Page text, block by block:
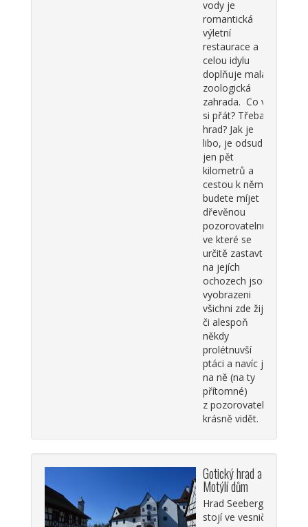
vody je
romantická
výletní
restaurace a
celou idylu
doplňuje malá
zoologická
zahrada. Co víc
si přát? Třeba
hrad? Jak je
libo, je odsud
jen pět
kilometrů a
cestou k němu
budete míjet
dřevěnou
pozorovatelnu,
ve které se
určitě zastavte,
na jejích
ochozech jsou
vyobrazeni
všichni zde žijící
či alespoň
někdy
prolétnuvší
ptáci a navíc je
na ně (na ty
přítomné)
z pozorovatelny
krásně vidět.
Gotický hrad a
Motýlí dům
Hrad Seeberg
stojí ve vesničce